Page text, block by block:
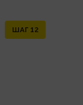
ШАГ 12